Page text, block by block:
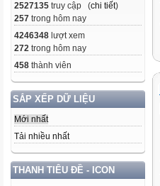
2527135 truy cập (chi tiết)
257 trong hôm nay
4246348 lượt xem
272 trong hôm nay
458 thành viên
SẮP XẾP DỮ LIỆU
Mới nhất
Tải nhiều nhất
THANH TIÊU ĐỀ - ICON